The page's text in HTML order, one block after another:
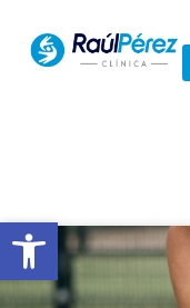
Open toolbar